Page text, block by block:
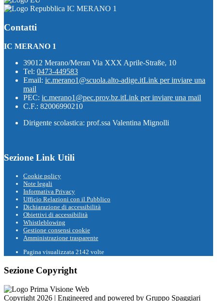
IC MERANO 1
Contatti
IC MERANO 1
39012 Merano/Meran Via XXX Aprile-Straße, 10
Tel: 0473-449583
Email: ic.merano1@scuola.alto-adige.itLink per inviare una
mail
PEC: ic.merano1@pec.prov.bz.itLink per inviare una mail
C.F.: 82006990210
Dirigente scolastica: prof.ssa Valentina Mignolli
Sezione Link Utili
Cookie policy
Note legali
Informativa Privacy
Ufficio Relazioni con il Pubblico
Dichiarazione di accessibilità
Obiettivi di accessibilità
Whistleblowing
Gestione consensi cookie
Amministrazione trasparente
Pagina visualizzata 2142 volte
Sezione Copyright
Copyright 2026 | Engineered and powered by Gruppo Spaggiari